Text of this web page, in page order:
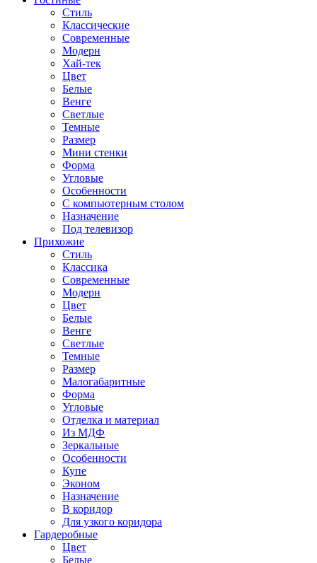
Стиль
Классические
Современные
Модерн
Хай-тек
Цвет
Белые
Венге
Светлые
Темные
Размер
Мини стенки
Форма
Угловые
Особенности
С компьютерным столом
Назначение
Под телевизор
Прихожие
Стиль
Классика
Современные
Модерн
Цвет
Белые
Венге
Светлые
Темные
Размер
Малогабаритные
Форма
Угловые
Отделка и материал
Из МДФ
Зеркальные
Особенности
Купе
Эконом
Назначение
В коридор
Для узкого коридора
Гардеробные
Цвет
Белые